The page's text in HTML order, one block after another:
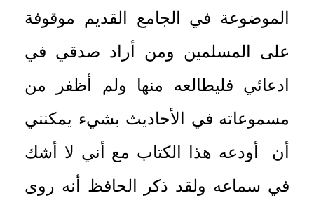
الموضوعة في الجامع القديم موقوفة
على المسلمين ومن أراد صدقي في
ادعائي فليطالعه منها ولم أظفر من
مسموعاته في الأحاديث بشيء يمكنني
أن أودعه هذا الكتاب مع أني لا أشك
في سماعه ولقد ذكر الحافظ أنه روى